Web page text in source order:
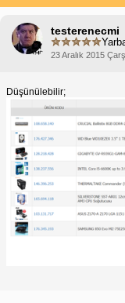
testerenecmi
23 Aralık 2015
Düşünülebilir;